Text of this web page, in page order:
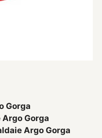
Gorga
Argo Gorga
Argo Gorga